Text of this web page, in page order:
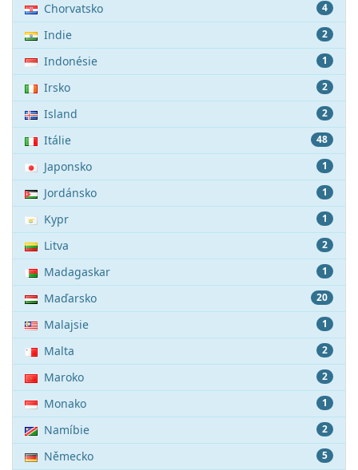
4
Chorvatsko
2
Indie
1
Indonésie
2
Irsko
2
Island
48
Itálie
1
Japonsko
1
Jordánsko
1
Kypr
2
Litva
1
Madagaskar
20
Maďarsko
1
Malajsie
2
Malta
2
Maroko
1
Monako
2
Namíbie
5
Německo